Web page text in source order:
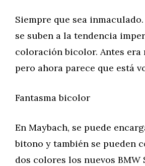
Siempre que sea inmaculado.
se suben a la tendencia
coloración bicolor. Antes era
pero ahora parece que está
Fantasma bicolor
En Maybach, se puede
bitono y también se pueden
dos colores los nuevos BMW